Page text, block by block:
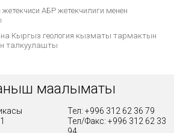
АБР жетекчилиги менен
Кыргыз геология кызматы тармактын
талкуулашты
маалыматы
Тел: +996 312 62 36 79
Тел/Факс: +996 312 62 33